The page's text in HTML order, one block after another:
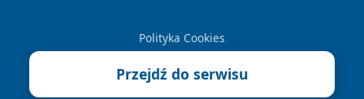
Polityka Cookies
Przejdź do serwisu